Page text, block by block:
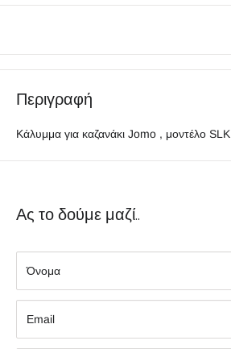
Περιγραφή
Κάλυμμα για καζανάκι Jomo , μοντέλο SLK
Ας το δούμε μαζί..
Όνομα
Εmail